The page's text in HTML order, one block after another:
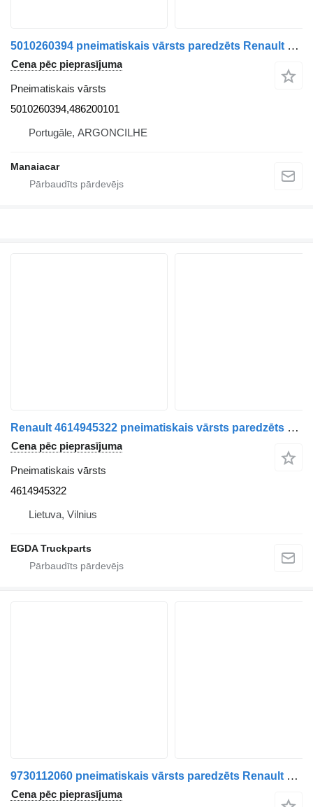
5010260394 pneimatiskais vārsts paredzēts Renault Midlum | 00 kravas automašīnas
Cena pēc pieprasījuma
Pneimatiskais vārsts
5010260394,486200101
Portugāle, ARGONCILHE
Manaiacar
Renault 4614945322 pneimatiskais vārsts paredzēts Renault MIDLUM kravas automašīnas
Cena pēc pieprasījuma
Pneimatiskais vārsts
4614945322
Lietuva, Vilnius
EGDA Truckparts
9730112060 pneimatiskais vārsts paredzēts Renault Midlum | 00 kravas automašīnas
Cena pēc pieprasījuma